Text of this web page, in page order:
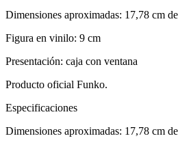
Dimensiones aproximadas: 17,78 cm
Figura en vinilo: 9 cm
Presentación: caja con ventana
Producto oficial Funko.
Especificaciones
Dimensiones aproximadas: 17,78 cm